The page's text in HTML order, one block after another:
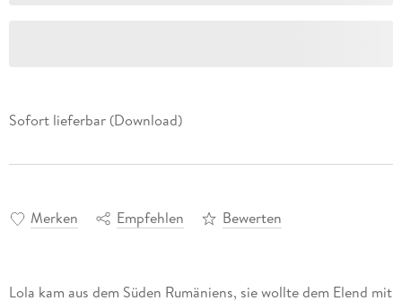
Sofort lieferbar (Download)
Merken Empfehlen Bewerten
Lola kam aus dem Süden Rumäniens, sie wollte dem Elend mit